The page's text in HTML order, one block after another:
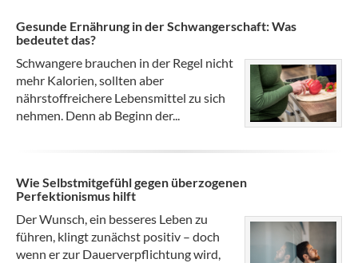
Gesunde Ernährung in der Schwangerschaft: Was
bedeutet das?
Schwangere brauchen in der Regel nicht
mehr Kalorien, sollten aber
nährstoffreichere Lebensmittel zu sich
nehmen. Denn ab Beginn der...
Wie Selbstmitgefühl gegen überzogenen
Perfektionismus hilft
Der Wunsch, ein besseres Leben zu
führen, klingt zunächst positiv – doch
wenn er zur Dauerverpflichtung wird,